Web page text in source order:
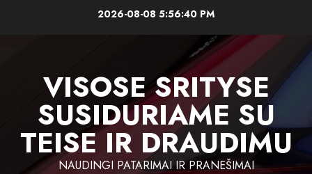
2026-08-08 5:56:40 PM
VISOSE SRITYSE
SUSIDURIAME SU
TEISE IR DRAUDIMU
NAUDINGI PATARIMAI IR PRANEŠIMAI